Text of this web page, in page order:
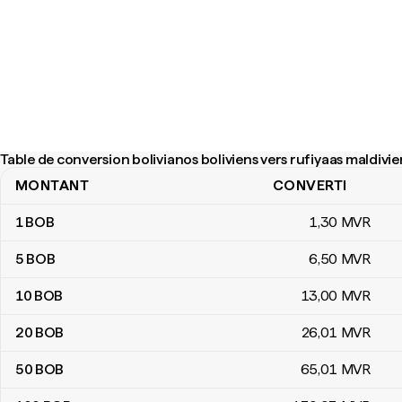
Table de conversion bolivianos boliviens vers rufiyaas
Table de conversion bolivianos boliviens vers rufiyaas maldiviennes
MONTANT CONVERTI
1BOB 1,30 MVR
5 BOB 6,50 MVR
10 BOB 13,00 MVR
20 BOB 26,01 MVR
50 BOB 65,01 MVR